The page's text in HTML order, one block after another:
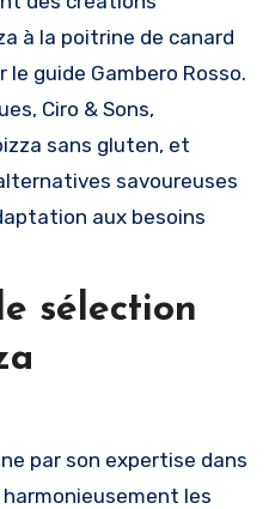
à la poitrine de canard
le guide Gambero Rosso.
Ciro & Sons,
sans gluten, et
savoureuses
aux besoins
sélection
par son expertise dans
les